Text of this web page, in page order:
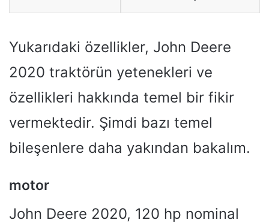
Yukarıdaki özellikler, John Deere
2020 traktörün yetenekleri ve
özellikleri hakkında temel bir fikir
vermektedir. Şimdi bazı temel
bileşenlere daha yakından bakalım.
motor
John Deere 2020, 120 hp nominal